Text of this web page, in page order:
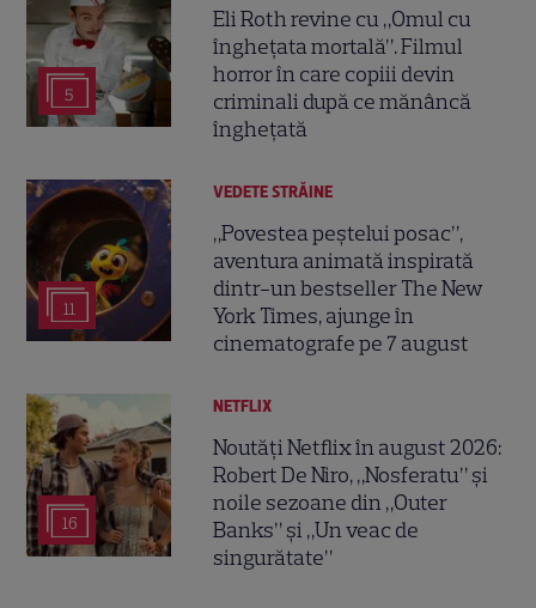
5
Eli Roth revine cu „Omul cu
înghețata mortală”. Filmul
horror în care copiii devin
criminali după ce mănâncă
înghețată
11
VEDETE STRĂINE
„Povestea peștelui posac”,
aventura animată inspirată
dintr-un bestseller The New
York Times, ajunge în
cinematografe pe 7 august
16
NETFLIX
Noutăți Netflix în august 2026:
Robert De Niro, „Nosferatu” și
noile sezoane din „Outer
Banks” și „Un veac de
singurătate”